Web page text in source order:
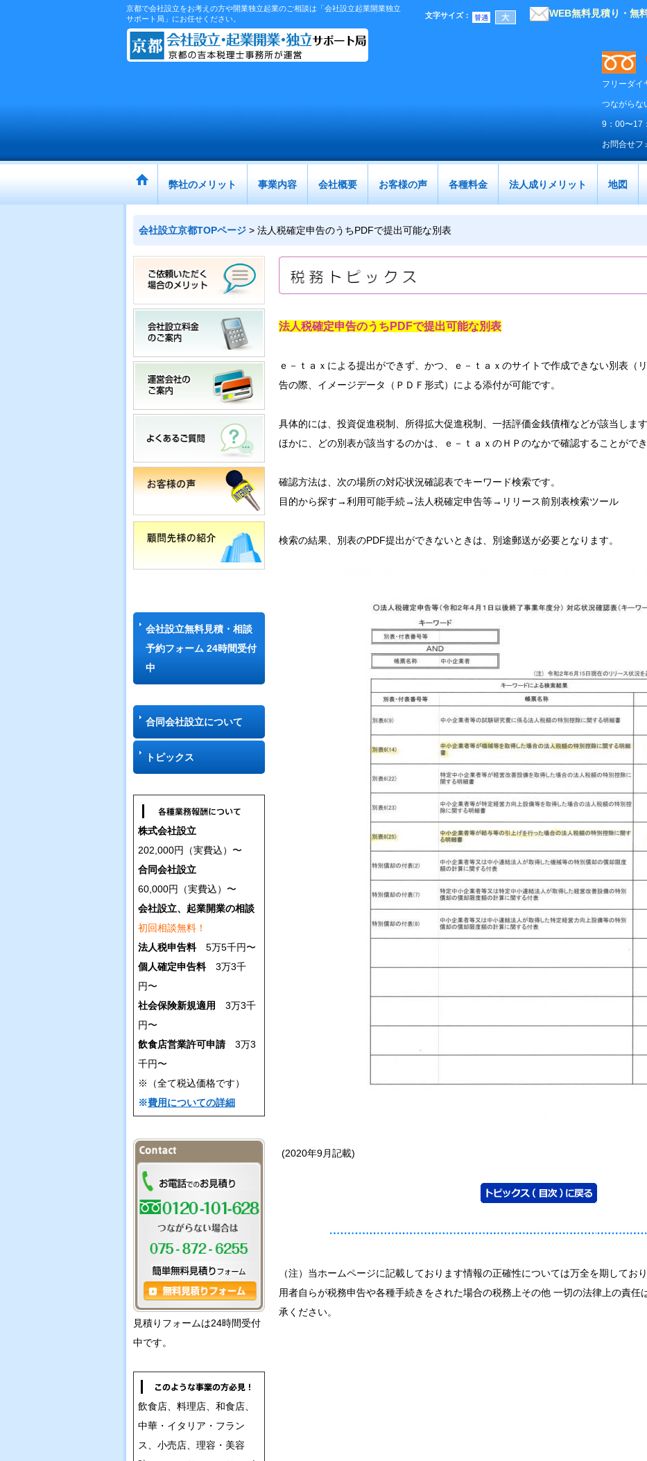
京都で会社設立をお考えの方や開業独立起業のご相談は「会社設立起業開業独立
サポート局」にお任せください。
WEB無料見積り・無
文字サイズ：
フリーダイ
つながらな
9：00〜17
お問合せフ
弊社のメリット 事業内容 会社概要 お客様の声 各種料金 法人成りメリット 地図
会社設立京都TOPページ > 法人税確定申告のうちPDFで提出可能な別表
会社設立無料見積・相談
予約フォーム 24時間受付
中
合同会社設立について
トピックス
株式会社設立
202,000円（実費込）〜
合同会社設立
60,000円（実費込）〜
会社設立、起業開業の相談
初回相談無料！
法人税申告料5万5千円〜
個人確定申告料3万3千
円〜
社会保険新規適用 3万3千
円〜
飲食店営業許可申請3万3
千円〜
※（全て税込価格です）
※費用についての詳細
見積りフォームは24時間受付
中です。
飲食店、料理店、和食店、
中華・イタリア・フラン
ス、小売店、理容・美容
法人税確定申告のうちPDFで提出可能な別表
ｅ－ｔａｘによる提出ができず、かつ、ｅ－ｔａｘのサイトで作成できない別表（
告の際、イメージデータ（ＰＤＦ形式）による添付が可能です。
具体的には、投資促進税制、所得拡大促進税制、一括評価金銭債権などが該当します
ほかに、どの別表が該当するのかは、ｅ－ｔａｘのＨＰのなかで確認することができ
確認方法は、次の場所の対応状況確認表でキーワード検索です。
目的から探す→利用可能手続→法人税確定申告等→リリース前別表検索ツール
検索の結果、別表のPDF提出ができないときは、別途郵送が必要となります。
(2020年9月記載)
（注）当ホームページに記載しております情報の正確性については万全を期してお
用者自らが税務申告や各種手続きをされた場合の税務上その他 一切の法律上の責任
承ください。